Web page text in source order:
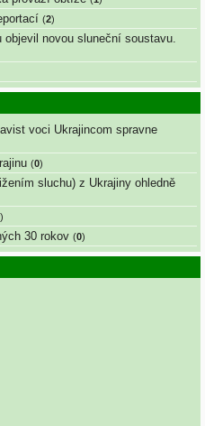
(2)
novou sluneční soustavu.
voci Ukrajincom spravne
(0)
sluchu) z Ukrajiny ohledně
)
30 rokov (0)